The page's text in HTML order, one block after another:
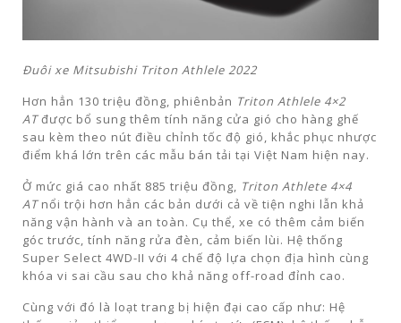
Đuôi xe Mitsubishi Triton Athlele 2022
Hơn hẳn 130 triệu đồng, phiênbản Triton Athlele 4×2
ATđược bổ sung thêm tính năng cửa gió cho hàng ghế
sau kèm theo nút điều chỉnh tốc độ gió, khắc phục nhược
điểm khá lớn trên các mẫu bán tải tại Việt Nam hiện nay.
Ở mức giá cao nhất 885 triệu đồng, Triton Athlete 4×4
ATnổi trội hơn hẳn các bản dưới cả về tiện nghi lẫn khả
năng vận hành và an toàn. Cụ thể, xe có thêm cảm biến
góc trước, tính năng rửa đèn, cảm biến lùi. Hệ thống
Super Select 4WD-II với 4 chế độ lựa chọn địa hình cùng
khóa vi sai cầu sau cho khả năng off-road đỉnh cao.
Cùng với đó là loạt trang bị hiện đại cao cấp như: Hệ